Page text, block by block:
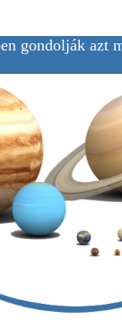
gondolják azt